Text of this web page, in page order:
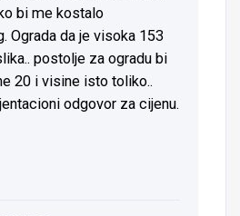
bi me kostalo
Ograda da je visoka 153
postolje za ogradu bi
20 i visine isto toliko..
odgovor za cijenu.